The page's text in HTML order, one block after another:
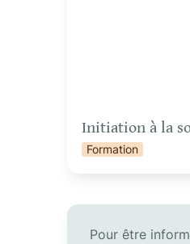
Initiation à la
Formation
Pour être